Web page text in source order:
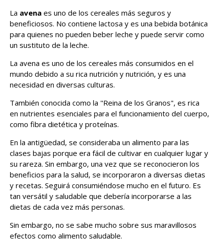
La avena es uno de los cereales más seguros y
beneficiosos. No contiene lactosa y es una bebida botánica
para quienes no pueden beber leche y puede servir como
un sustituto de la leche.
La avena es uno de los cereales más consumidos en el
mundo debido a su rica nutrición y nutrición, y es una
necesidad en diversas culturas.
También conocida como la "Reina de los Granos", es rica
en nutrientes esenciales para el funcionamiento del cuerpo,
como fibra dietética y proteínas.
En la antigüedad, se consideraba un alimento para las
clases bajas porque era fácil de cultivar en cualquier lugar y
su rareza. Sin embargo, una vez que se reconocieron los
beneficios para la salud, se incorporaron a diversas dietas
y recetas. Seguirá consumiéndose mucho en el futuro. Es
tan versátil y saludable que debería incorporarse a las
dietas de cada vez más personas.
Sin embargo, no se sabe mucho sobre sus maravillosos
efectos como alimento saludable.